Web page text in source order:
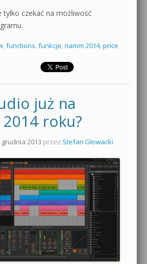
tylko czekać na możliwość
, functions, funkcje, namm 2014, price
już na
roku?
grudnia 2013 przez Stefan Głowacki